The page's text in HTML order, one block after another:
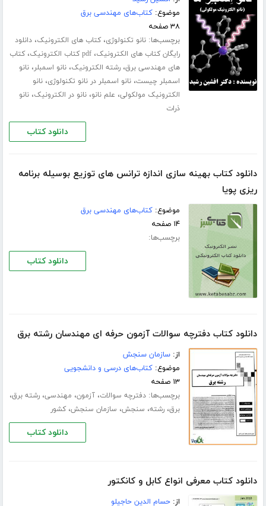
موضوع:کتاب‌های مهندسی برق
۳۸ صفحه
برچسب‌ها:نانو تکنولوژی،کتاب های الکترونیک،دانلود
رایگان کتاب های الکترونیک،pdf کتاب الکترونیک ،کتاب
های مهندسی برق،رشته الکترونیک،نانو اسمبلر،نانو
اسمبلر چیست،نانو اسمبلر در نانو تکنولوژی،نانو
الکترونیک مولکولی، علم نانو،نانو در الکترونیک،نانو
ذرات
دانلود کتاب
دانلود کتاب بهینه سازی اندازه ترانس های توزیع بوسیله برنامه
ریزی پویا
موضوع:کتاب‌های مهندسی برق
۱۴ صفحه
برچسب‌ها:
دانلود کتاب
دانلود کتاب دفترچه سوالات آزمون حرفه ای مهندسان رشته برق
از:سازمان سنجش
موضوع:کتاب‌های درسی و دانشجویی
۱۳ صفحه
برچسب‌ها:دفترچه سوالات،آزمون، مهندسی،رشته برق،
برق،رشته، سنجش، سازمان سنجش،کشور
دانلود کتاب
دانلود کتاب معرفی انواع کابل و کانکتور
از:حسام الدین حاجیلو